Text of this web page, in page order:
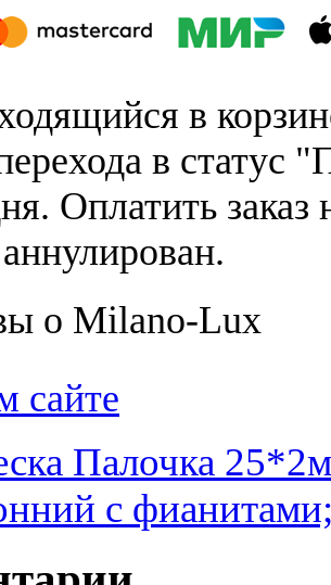
в
в статус
Оплатить заказ
о Milano-Lux
сайте
Палочка
с